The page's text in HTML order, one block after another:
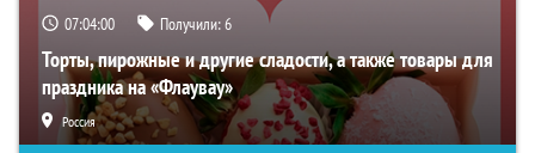
07:03:59 Получили:6
Торты, пирожные и другие сладости, а также товары для
праздника на «Флаувау»
Россия